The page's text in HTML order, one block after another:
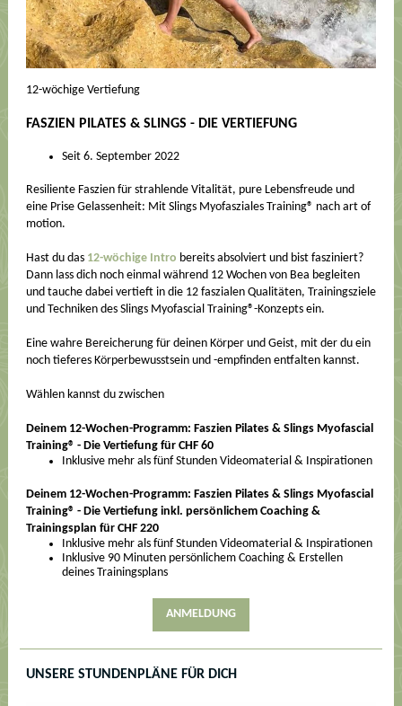
12-wöchige Vertiefung
FASZIEN PILATES & SLINGS - DIE VERTIEFUNG
Seit 6. September 2022
Resiliente Faszien für strahlende Vitalität, pure Lebensfreude und
eine Prise Gelassenheit: Mit Slings Myofasziales Training® nach art of
motion.
Hast du das 12-wöchige Intro bereits absolviert und bist fasziniert?
Dann lass dich noch einmal während 12 Wochen von Bea begleiten
und tauche dabei vertieft in die 12 faszialen Qualitäten, Trainingsziele
und Techniken des Slings Myofascial Training®-Konzepts ein.
Eine wahre Bereicherung für deinen Körper und Geist, mit der du ein
noch tieferes Körperbewusstsein und -empfinden entfalten kannst.
Wählen kannst du zwischen
Deinem 12-Wochen-Programm: Faszien Pilates & Slings Myofascial
Training® - Die Vertiefung für CHF 60
Inklusive mehr als fünf Stunden Videomaterial & Inspirationen
Deinem 12-Wochen-Programm: Faszien Pilates & Slings Myofascial
Training® - Die Vertiefung inkl. persönlichem Coaching &
Trainingsplan für CHF 220
Inklusive mehr als fünf Stunden Videomaterial & Inspirationen
Inklusive 90 Minuten persönlichem Coaching & Erstellen
deines Trainingsplans
ANMELDUNG
UNSERE STUNDENPLÄNE FÜR DICH